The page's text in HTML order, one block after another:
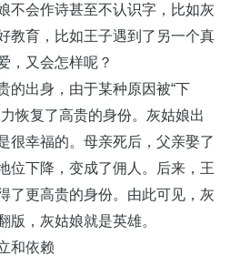
不会作诗甚至不认识字，比如灰
教育，比如王子遇到了另一个真
又会怎样呢？
的出身，由于某种原因被“下
恢复了高贵的身份。灰姑娘出
很幸福的。母亲死后，父亲娶了
位下降，变成了佣人。后来，王
了更高贵的身份。由此可见，灰
版，灰姑娘就是英雄。
和依赖